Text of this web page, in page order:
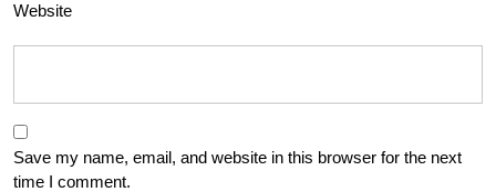
Website
Save my name, email, and website in this browser for the next
time I comment.